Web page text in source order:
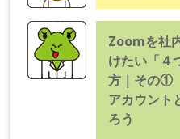
Zoomを社
けたい「４
方｜その①
アカウント
ろう